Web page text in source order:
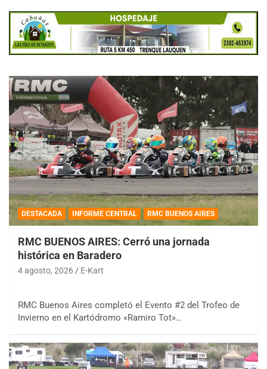
DESTACADA INFORME CENTRAL RMC BUENOS AIRES
RMC BUENOS AIRES: Cerró una jornada
histórica en Baradero
4 agosto, 2026 E-Kart
RMC Buenos Aires completó el Evento #2 del Trofeo de
Invierno en el Kartódromo «Ramiro Tot»…